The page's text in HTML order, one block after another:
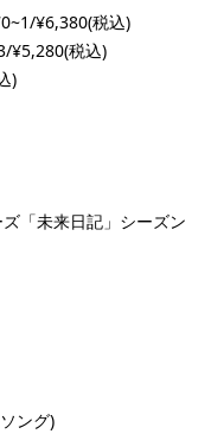
¥6,380(税込)
¥5,280(税込)
)
「未来日記」シーズン
ング)